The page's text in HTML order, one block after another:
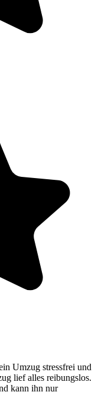
Umzug stressfrei und
lief alles reibungslos.
kann ihn nur